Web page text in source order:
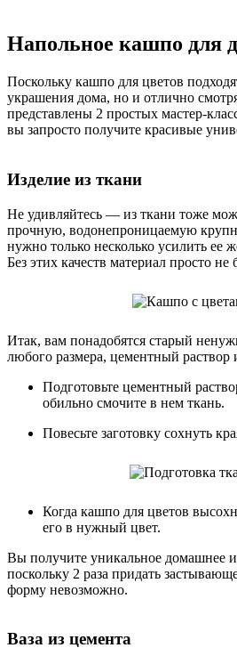
Напольное кашпо для
Поскольку кашпо для цветов
украшения дома, но и отлично
представлены 2 простых мастер-
вы запросто получите красивые
Изделие из ткани
Не удивляйтесь — из ткани тоже
прочную, водонепроницаемую
нужно только несколько усилить ее
Без этих качеств материал просто не
Итак, вам понадобятся старый
любого размера, цементный раствор
Подготовьте цементный
обильно смочите в нем ткань.
Повесьте заготовку сохнуть
Когда кашпо для цветов
его в нужный цвет.
Вы получите уникальное домашнее
поскольку 2 раза придать
форму невозможно.
Ваза из цемента